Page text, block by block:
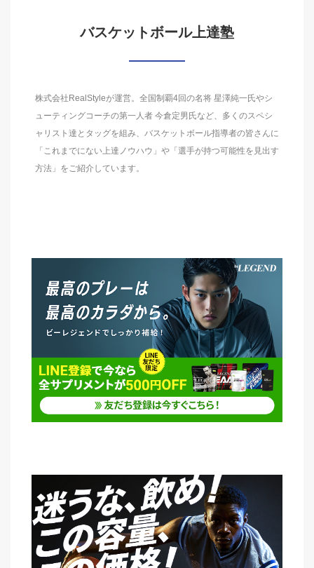
バスケットボール上達塾
株式会社RealStyleが運営。全国制覇4回の名将 星澤純一氏やシ
ューティングコーチの第一人者 今倉定男氏など、多くのスペシ
ャリスト達とタッグを組み、バスケットボール指導者の皆さんに
「これまでにない上達ノウハウ」や「選手が持つ可能性を見出す
方法」をご紹介しています。